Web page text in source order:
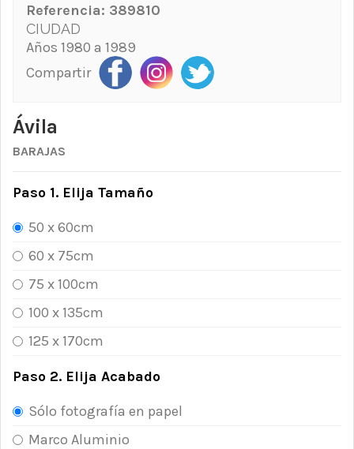
Referencia: 389810
CIUDAD
Años 1980 a 1989
Compartir
Ávila
BARAJAS
Paso 1. Elija Tamaño
50 x 60cm
60 x 75cm
75 x 100cm
100 x 135cm
125 x 170cm
Paso 2. Elija Acabado
Sólo fotografía en papel
Marco Aluminio